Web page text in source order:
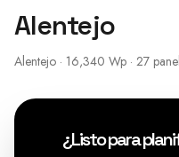
Alentejo
Alentejo · 16,340 Wp · 27
¿Listo para